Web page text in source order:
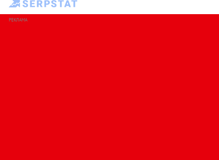
РЕКЛАМА